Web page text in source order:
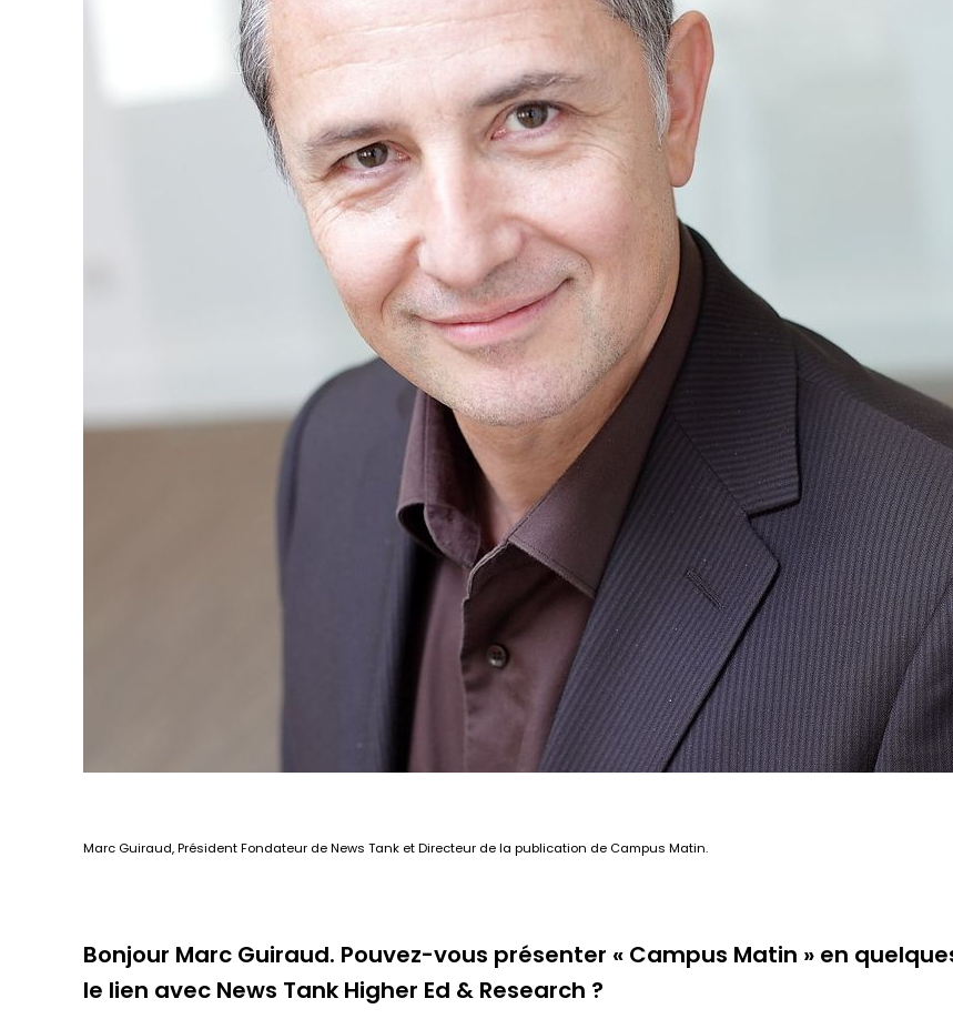
Marc Guiraud, Président Fondateur de News Tank et Directeur de la publication de Campus Matin.
Bonjour Marc Guiraud. Pouvez-vous présenter « Campus Matin » en
le lien avec News Tank Higher Ed & Research ?